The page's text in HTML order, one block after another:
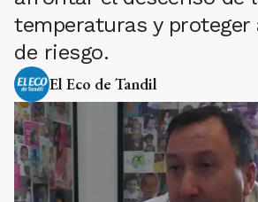
temperaturas y proteger
de riesgo.
El Eco de Tandil